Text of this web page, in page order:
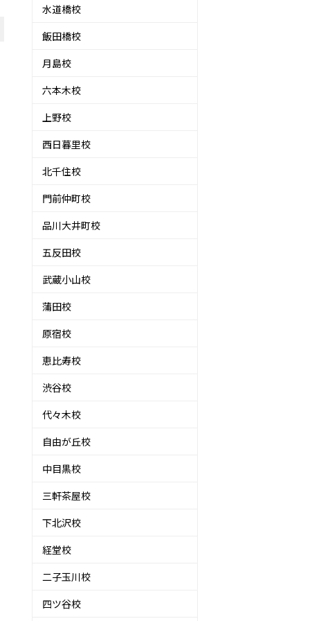
水道橋校
飯田橋校
月島校
六本木校
上野校
西日暮里校
北千住校
門前仲町校
品川大井町校
五反田校
武蔵小山校
蒲田校
原宿校
恵比寿校
渋谷校
代々木校
自由が丘校
中目黒校
三軒茶屋校
下北沢校
経堂校
二子玉川校
四ツ谷校